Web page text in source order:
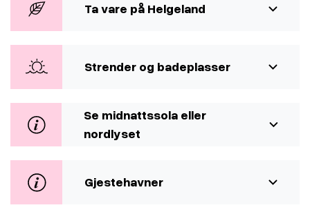
Ta vare på Helgeland
Strender og badeplasser
Se midnattssola eller
nordlyset
Gjestehavner